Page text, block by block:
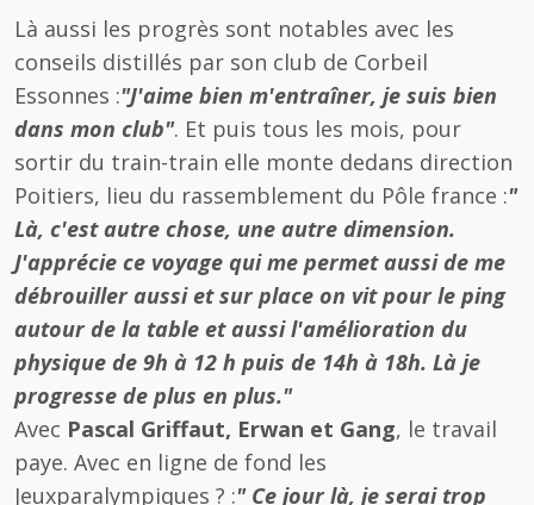
Là aussi les progrès sont notables avec les
conseils distillés par son club de Corbeil
Essonnes :"J'aime bien m'entraîner, je suis bien
dans mon club". Et puis tous les mois, pour
sortir du train-train elle monte dedans direction
Poitiers, lieu du rassemblement du Pôle france :"
Là, c'est autre chose, une autre dimension.
J'apprécie ce voyage qui me permet aussi de me
débrouiller aussi et sur place on vit pour le ping
autour de la table et aussi l'amélioration du
physique de 9h à 12 h puis de 14h à 18h. Là je
progresse de plus en plus."
Avec Pascal Griffaut, Erwan et Gang, le travail
paye. Avec en ligne de fond les
Jeuxparalympiques ? :" Ce jour là, je serai trop